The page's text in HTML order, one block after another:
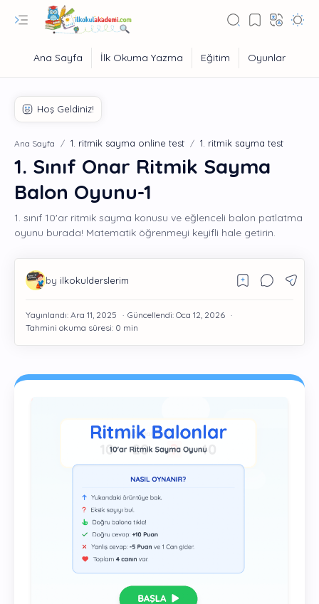
Eğitim
Gelişim
Ana Sayfa 1. ritmik sayma online test 1. ritmik sayma test
1. Sınıf Onar Ritmik Sayma
Balon Oyunu-1
1. sınıf 10'ar ritmik sayma konusu ve eğlenceli balon patlatma
oyunu burada! Matematik öğrenmeyi keyifli hale getirin.